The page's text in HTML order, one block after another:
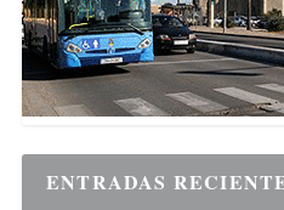
ENTRADAS